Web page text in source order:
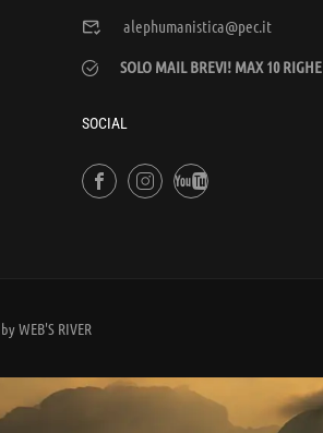
alephumanistica@pec.it
SOLO MAIL BREVI! MAX 10 RIGHE
SOCIAL
WEB'S RIVER